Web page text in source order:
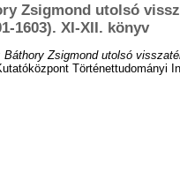
Zsigmond utolsó
1603). XI-XII. könyv
Zsigmond utolsó
Történettudományi